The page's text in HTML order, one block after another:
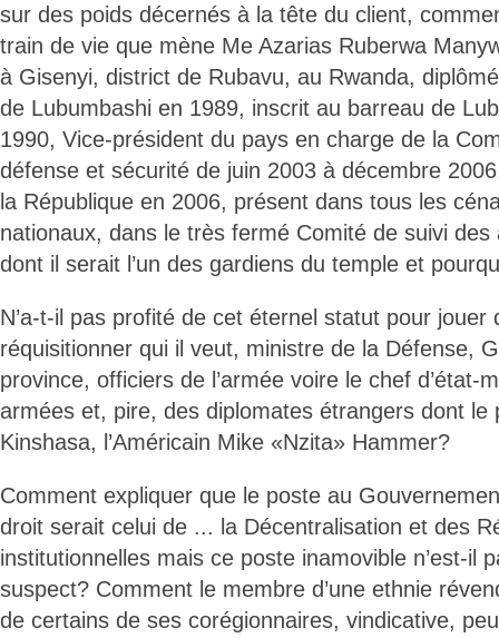
sur des poids décernés à la tête du client,
train de vie que mène Me Azarias Ruberwa
à Gisenyi, district de Rubavu, au Rwanda,
de Lubumbashi en 1989, inscrit au barreau de
1990, Vice-président du pays en charge de la
défense et sécurité de juin 2003 à décembre
la République en 2006, présent dans tous les
nationaux, dans le très fermé Comité de suivi des
dont il serait l’un des gardiens du temple et
N’a-t-il pas profité de cet éternel statut pour jouer
réquisitionner qui il veut, ministre de la Défense,
province, officiers de l’armée voire le chef d’état-
armées et, pire, des diplomates étrangers dont le
Kinshasa, l’Américain Mike «Nzita» Hammer?
Comment expliquer que le poste au
droit serait celui de ... la Décentralisation et des
institutionnelles mais ce poste inamovible n’est-il
suspect? Comment le membre d’une ethnie
de certains de ses corégionnaires, vindicative,